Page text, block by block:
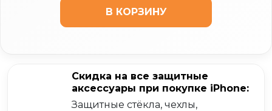
В КОРЗИНУ
Скидка на все защитные
аксессуары при покупке iPhone:
Защитные стёкла, чехлы,